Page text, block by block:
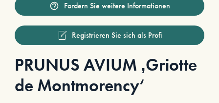
Fordern Sie weitere Informationen
Registrieren Sie sich als Profi
PRUNUS AVIUM ‚Griotte
de Montmorency‘